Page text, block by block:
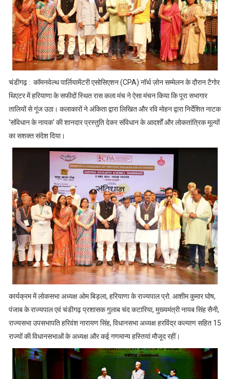
चंडीगढ़ : कॉमनवेल्थ पार्लियामेंटरी एसोसिएशन (CPA) नॉर्थ ज़ोन सम्मेलन के दौरान टैगोर
थिएटर में हरियाणा के सफीदों स्थित रास कला मंच ने ऐसा मंचन किया कि पूरा सभागार
तालियों से गूंज उठा। कलाकारों ने अंकिता द्वारा लिखित और रवि मोहन द्वारा निर्देशित नाटक
‘संविधान के नायक’ की शानदार प्रस्तुति देकर संविधान के आदर्शों और लोकतांत्रिक मूल्यों
का सशक्त संदेश दिया।
कार्यक्रम में लोकसभा अध्यक्ष ओम बिड़ला, हरियाणा के राज्यपाल प्रो. आशीम कुमार घोष,
पंजाब के राज्यपाल एवं चंडीगढ़ प्रशासक गुलाब चंद कटारिया, मुख्यमंत्री नायब सिंह सैनी,
राज्यसभा उपसभापति हरिवंश नारायण सिंह, विधानसभा अध्यक्ष हरविंद्र कल्याण सहित 15
राज्यों की विधानसभाओं के अध्यक्ष और कई गणमान्य हस्तियां मौजूद रहीं।